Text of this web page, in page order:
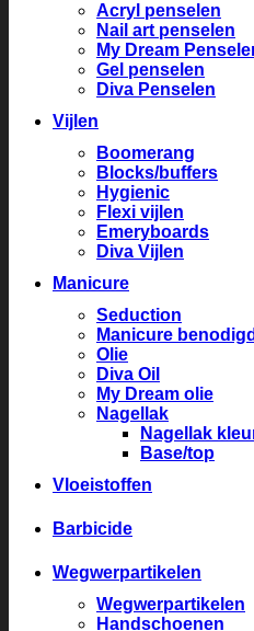
Acryl penselen
Nail art penselen
My Dream
Gel penselen
Diva Penselen
Vijlen
Boomerang
Blocks/buffers
Hygienic
Flexi vijlen
Emeryboards
Diva Vijlen
Manicure
Seduction
Manicure
Olie
Diva Oil
My Dream olie
Nagellak
Nagellak
Base/top
Vloeistoffen
Barbicide
Wegwerpartikelen
Wegwerpartikelen
Handschoenen